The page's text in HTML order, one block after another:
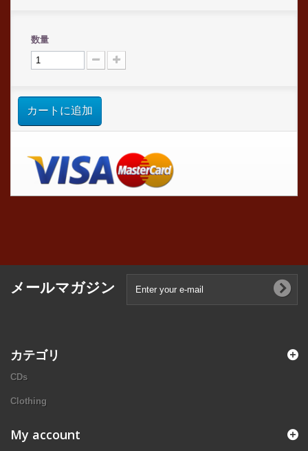
数量
カートに追加
メールマガジン
カテゴリ
CDs
Clothing
My account